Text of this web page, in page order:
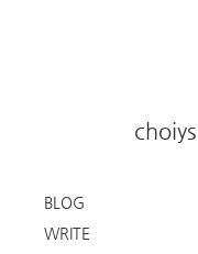
choiys
BLOG
WRITE